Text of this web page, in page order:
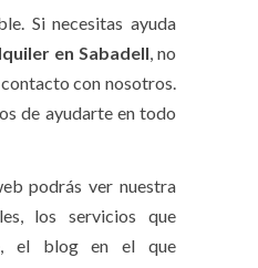
Si necesitas ayuda
en Sabadell, no
con nosotros.
de ayudarte en todo
podrás ver nuestra
los servicios que
el blog en el que